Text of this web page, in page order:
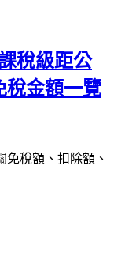
稅級距公
稅金額一覽
免稅額、扣除額、